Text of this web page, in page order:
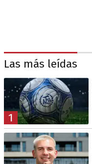
Las más leídas
1